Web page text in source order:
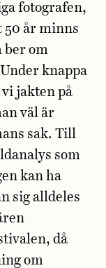
fotografen,
50 år minns
ber om
knappa
jakten på
väl är
sak. Till
som
kan ha
sig alldeles
då
om